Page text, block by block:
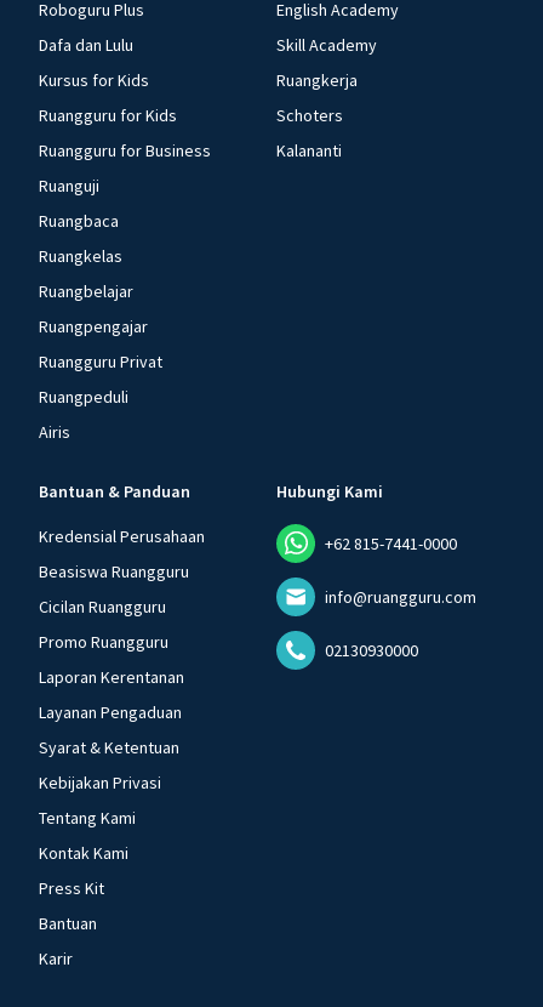
Roboguru Plus
Dafa dan Lulu
Kursus for Kids
Ruangguru for Kids
Ruangguru for Business
Ruanguji
Ruangbaca
Ruangkelas
Ruangbelajar
Ruangpengajar
Ruangguru Privat
Ruangpeduli
Airis
English Academy
Skill Academy
Ruangkerja
Schoters
Kalananti
Bantuan & Panduan
Kredensial Perusahaan
Beasiswa Ruangguru
Cicilan Ruangguru
Promo Ruangguru
Laporan Kerentanan
Layanan Pengaduan
Syarat & Ketentuan
Kebijakan Privasi
Tentang Kami
Kontak Kami
Press Kit
Bantuan
Karir
Hubungi Kami
+62 815-7441-0000
info@ruangguru.com
02130930000